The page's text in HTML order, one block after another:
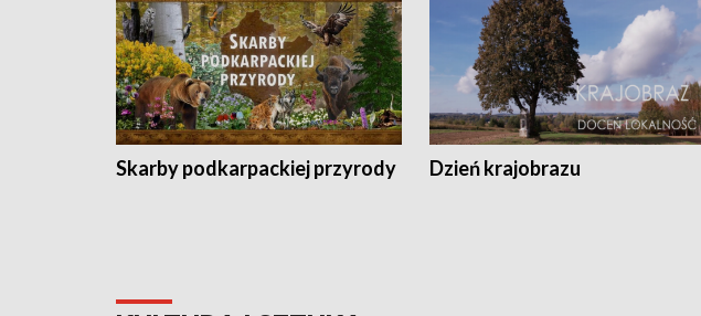
Skarby podkarpackiej przyrody Dzień krajobrazu